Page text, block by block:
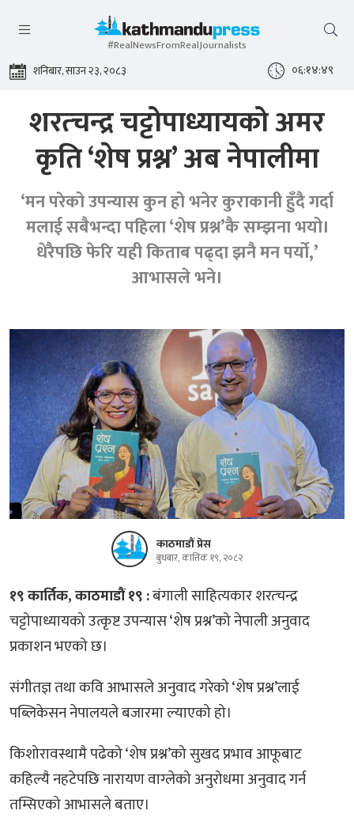
#RealNewsFromRealJournalists
शनिबार, साउन २३, २०८३ ०६:१४:५०
शरत्चन्द्र चट्टोपाध्यायको अमर
कृति ‘शेष प्रश्न’ अब नेपालीमा
‘मन परेको उपन्यास कुन हो भनेर कुराकानी हुँदै गर्दा
मलाई सबैभन्दा पहिला ‘शेष प्रश्न’कै सम्झना भयो।
धेरैपछि फेरि यही किताब पढ्दा झनै मन पर्यो,’
आभासले भने।
काठमाडौं प्रेस
बुधबार, कात्तिक १९, २०८२
१९ कार्तिक, काठमाडौं १९ :बंगाली साहित्यकार शरत्चन्द्र
चट्टोपाध्यायको उत्कृष्ट उपन्यास ‘शेष प्रश्न’को नेपाली अनुवाद
प्रकाशन भएको छ।
संगीतज्ञ तथा कवि आभासले अनुवाद गरेको ‘शेष प्रश्न’लाई
पब्लिकेसन नेपालयले बजारमा ल्याएको हो।
किशोरावस्थामै पढेको ‘शेष प्रश्न’को सुखद प्रभाव आफूबाट
कहिल्यै नहटेपछि नारायण वाग्लेको अनुरोधमा अनुवाद गर्न
तम्सिएको आभासले बताए।